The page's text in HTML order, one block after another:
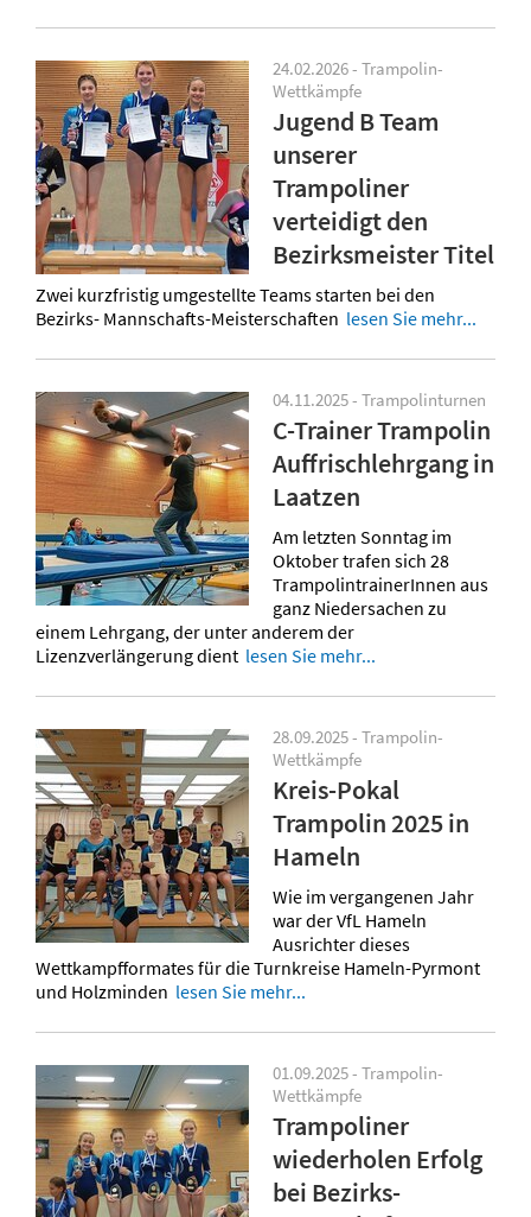
24.02.2026 - Trampolin-
Wettkämpfe
Jugend B Team
unserer
Trampoliner
verteidigt den
Bezirksmeister Titel
Zwei kurzfristig umgestellte Teams starten bei den
Bezirks- Mannschafts-Meisterschaften lesen Sie mehr...
04.11.2025 - Trampolinturnen
C-Trainer Trampolin
Auffrischlehrgang in
Laatzen
Am letzten Sonntag im
Oktober trafen sich 28
TrampolintrainerInnen aus
ganz Niedersachen zu
einem Lehrgang, der unter anderem der
Lizenzverlängerung dient lesen Sie mehr...
28.09.2025 - Trampolin-
Wettkämpfe
Kreis-Pokal
Trampolin 2025 in
Hameln
Wie im vergangenen Jahr
war der VfL Hameln
Ausrichter dieses
Wettkampfformates für die Turnkreise Hameln-Pyrmont
und Holzminden lesen Sie mehr...
01.09.2025 - Trampolin-
Wettkämpfe
Trampoliner
wiederholen Erfolg
bei Bezirks-